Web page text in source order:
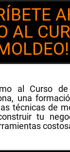
AL
al Curso
, una
técnicas de
tu